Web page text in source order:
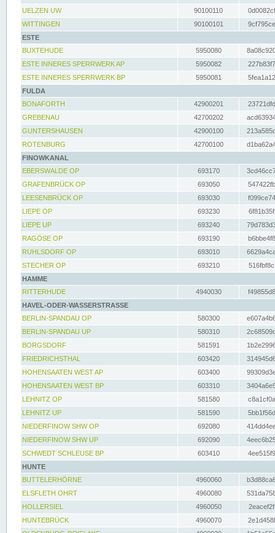
UELZEN UW
90100110
WITTINGEN
90100101
ESTE
BUXTEHUDE
5950080
ESTE INNERES SPERRWERK AP
5950082
ESTE INNERES SPERRWERK BP
5950081
FULDA
BONAFORTH
42900201
GREBENAU
42700202
GUNTERSHAUSEN
42900100
ROTENBURG
42700100
FINOWKANAL
EBERSWALDE OP
693170
GRAFENBRÜCK OP
693050
LEESENBRÜCK OP
693030
LIEPE OP
693230
LIEPE UP
693240
RAGÖSE OP
693190
RUHLSDORF OP
693010
STECHER OP
693210
HAMME
RITTERHUDE
4940030
HAVEL-ODER-WASSERSTRASSE
BERLIN-SPANDAU OP
580300
BERLIN-SPANDAU UP
580310
BORGSDORF
581591
FRIEDRICHSTHAL
603420
HOHENSAATEN WEST AP
603400
HOHENSAATEN WEST BP
603310
LEHNITZ OP
581580
LEHNITZ UP
581590
NIEDERFINOW SHW OP
692080
NIEDERFINOW SHW UP
692090
SCHWEDT SCHLEUSE BP
603410
HUNTE
BUTTELERHÖRNE
4960060
ELSFLETH OHRT
4960080
HOLLERSIEL
4960050
HUNTEBRÜCK
4960070